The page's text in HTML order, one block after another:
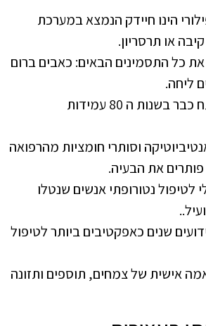
הינו חיידק הנמצא במערכת
או תרסריון.
את כל התסמינים הבאים: כאבים ברום
ליחה.
לצערנו, החיידק פיתח כבר בשנות ה 80 עמידות
אנטיביוטיקה וסותרי חומציות מהרפואה
פותרים את הבעיה.
לטיפול נטורופתי אנשים שנטלו
שנים כאפקטיבים ביותר לטיפול
אישית של צמחים, תוספים ותזונה